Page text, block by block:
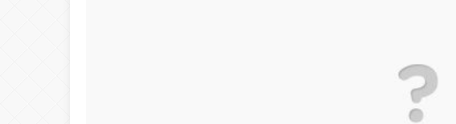
Gemlik’ten Gagauzya’ya Uzanan
19 Mayıs Gemlik’te Büyük Coşkuyla